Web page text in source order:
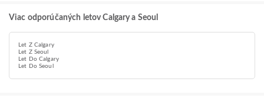
Viac odporúčaných letov Calgary a Seoul
Let Z Calgary
Let Z Seoul
Let Do Calgary
Let Do Seoul